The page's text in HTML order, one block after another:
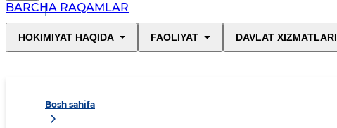
BARCHA RAQAMLAR
HOKIMIYAT HAQIDA FAOLIYAT DAVLAT XIZMATLARI
Bosh sahifa